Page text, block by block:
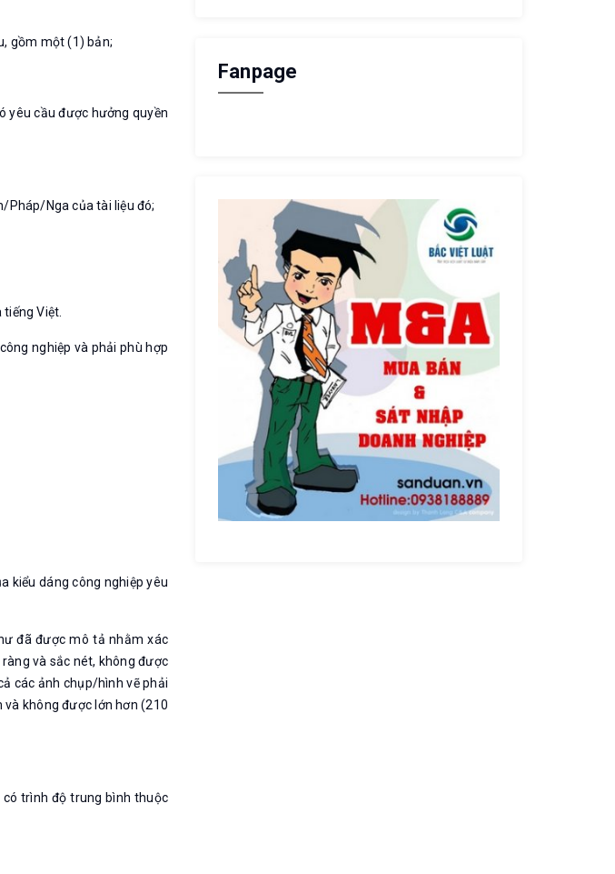
gồm một (1) bản;
yêu cầu được hưởng quyền
Pháp/Nga của tài liệu đó;
Việt.
nghiệp và phải phù hợp
kiểu dáng công nghiệp yêu
đã được mô tả nhằm xác
và sắc nét, không được
các ảnh chụp/hình vẽ phải
không được lớn hơn (210
trình độ trung bình thuộc
Fanpage